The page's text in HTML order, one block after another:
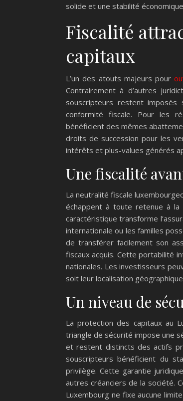
solide et une stabilité
Fiscalité
capitaux
L’un des atouts majeurs pour
Contrairement à d’autres
souscripteurs restent
conformité fiscale. Pour les
bénéficient des mêmes
droits de succession pour les
intérêts et plus-values générés
Une fiscalité
La neutralité fiscale
échappent à toute retenue à
caractéristique transforme
internationale ou les familles
de transférer facilement son
fiscaux acquis. Cette portabilité
nationales. Les investisseurs
soit leur localisation
Un niveau de
La protection des capitaux au
triangle de sécurité impose une
et restent distincts des actifs
souscripteurs bénéficient du
privilège. Cette garantie
autres créanciers de la société.
Luxembourg ne fixe aucune